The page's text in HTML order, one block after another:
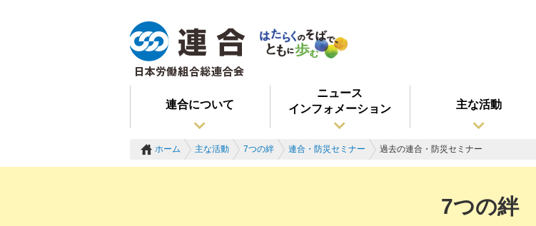
連合について
ニュース
インフォメーション
主な活動
ホーム 主な活動 7つの絆 連合・防災セミナー 過去の連合・防災セミナー
7つの絆